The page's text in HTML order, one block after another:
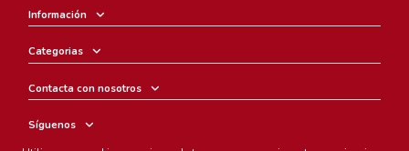
Información
Categorias
Contacta con nosotros
Síguenos